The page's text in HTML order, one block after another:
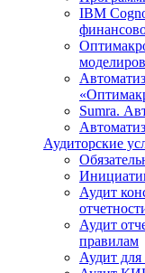
IBM
Sumra.
Аудиторские
Аудит
Аудит
правилам
Аудит для